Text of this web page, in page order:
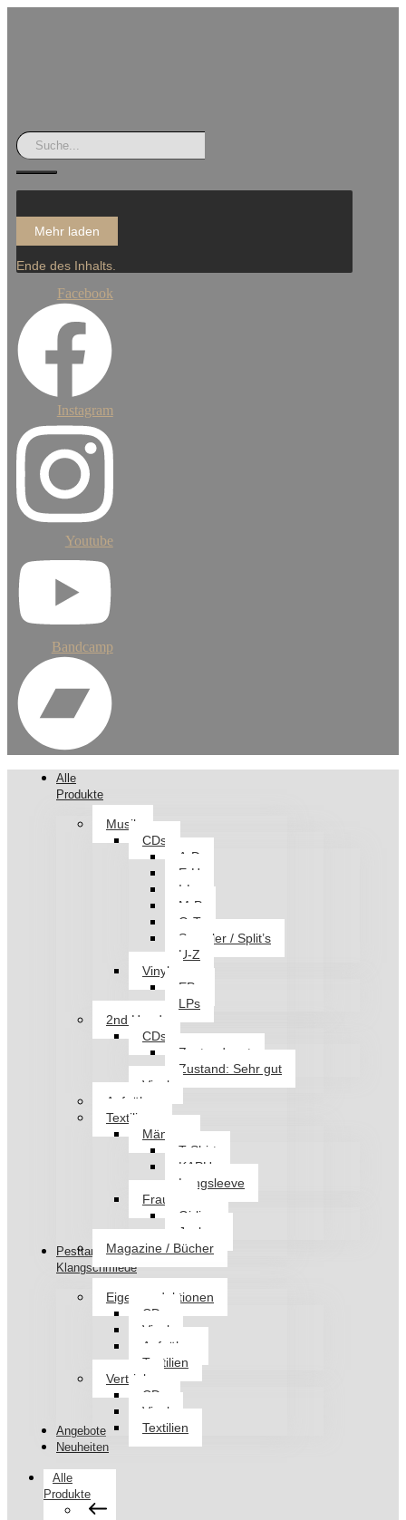
Mehr laden
Ende des Inhalts.
Facebook
Instagram
Youtube
Bandcamp
Alle
Produkte
Musik
CDs
A-D
E-H
I-L
M-P
Q-T
Sampler / Split’s
U-Z
Vinyl
EPs
LPs
2nd Hand
CDs
Zustand: gut
Zustand: Sehr gut
Vinyl
Aufnäher
Textilien
Männer
T-Shirt
KAPU
Longsleeve
Frauen
Girlies
Jacken
Magazine / Bücher
Pesttanz
Klangschmiede
Eigenproduktionen
CDs
Vinyl
Aufnäher
Textilien
Vertrieb
CDs
Vinyl
Textilien
Angebote
Neuheiten
Alle
Produkte